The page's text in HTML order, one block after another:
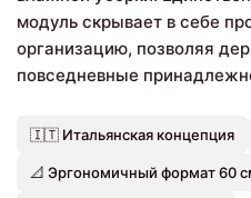
модуль скрывает в себе
организацию, позволяя
повседневные
🇮🇹 Итальянская концепция
📐 Эргономичный формат 60